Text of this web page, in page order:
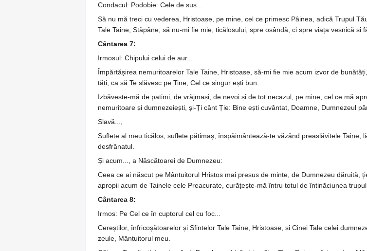
Condacul: Podobie: Cele de sus...
Să nu mă treci cu vederea, Hris­toase, pe mine, cel ce primesc Pâinea, adică Trupul
Tale Taine, Stăpâne; să nu-mi fie mie, ticălo­su­lui, spre osândă, ci spre viața veșnică și
Cântarea 7:
Irmosul: Chipului celui de aur...
Împărtășirea nemuritoarelor Tale Tai­ne, Hristoase, să-mi fie mie acum izvor de
tăți, ca să Te slăvesc pe Tine, Cel ce singur ești bun.
Izbăvește-mă de patimi, de vrăj­mași, de nevoi și de tot necazul, pe mine, cel ce mă
nemuri­toare și dumne­zeiești, și-Ți cânt Ție: Bine ești cuvântat, Doamne, Dum­nezeul
Slavă...,
Suflete al meu ticălos, suflete pă­timaș, înspăimântează-te văzând prea­­slă­­vitele
desfrânatul.
Și acum..., a Născătoarei de Dumnezeu:
Ceea ce ai născut pe Mântuitorul Hristos mai presus de minte, de Dum­­nezeu
apropii acum de Tainele cele Preacurate, cu­rățește-mă întru totul de întină­ciu­nea
Cântarea 8:
Irmos: Pe Cel ce în cuptorul cel cu foc...
Cereștilor, înfricoșătoarelor și Sfin­­­telor Tale Taine, Hristoase, și Cinei Tale celei
ze­ule, Mân­tuitorul meu.